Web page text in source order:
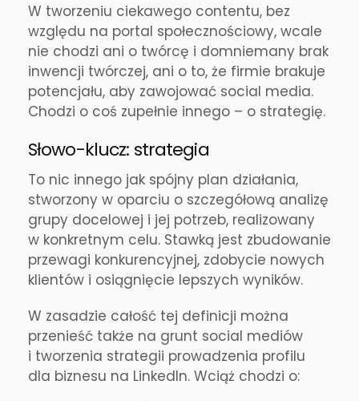
W tworzeniu ciekawego contentu, bez
względu na portal społecznościowy, wcale
nie chodzi ani o twórcę i domniemany brak
inwencji twórczej, ani o to, że firmie brakuje
potencjału, aby zawojować social media.
Chodzi o coś zupełnie innego – o strategię.
Słowo-klucz: strategia
To nic innego jak spójny plan działania,
stworzony w oparciu o szczegółową analizę
grupy docelowej i jej potrzeb, realizowany
w konkretnym celu. Stawką jest zbudowanie
przewagi konkurencyjnej, zdobycie nowych
klientów i osiągnięcie lepszych wyników.
W zasadzie całość tej definicji można
przenieść także na grunt social mediów
i tworzenia strategii prowadzenia profilu
dla biznesu na LinkedIn. Wciąż chodzi o: